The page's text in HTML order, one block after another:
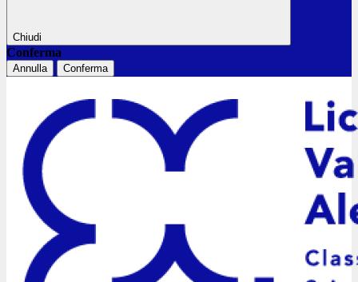
Chiudi
Conferma
Annulla Conferma